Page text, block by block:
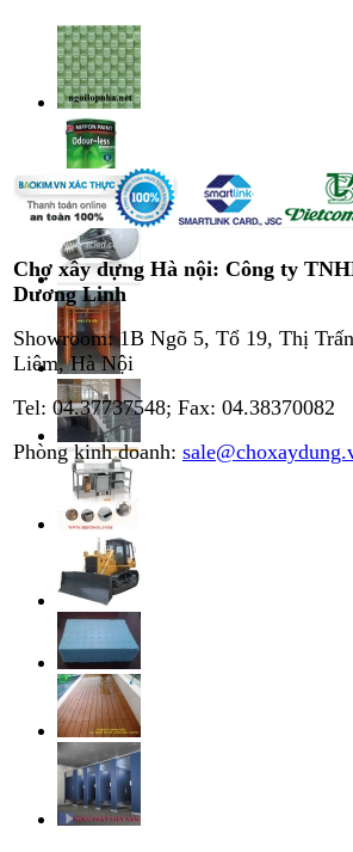
Chợ xây dựng Hà nội: Công ty
Dương Linh
Showroom: 1B Ngõ 5, Tổ 19, Thị
Liêm, Hà Nội
Tel: 04.37737548; Fax: 04.38370082
Phòng kinh doanh: